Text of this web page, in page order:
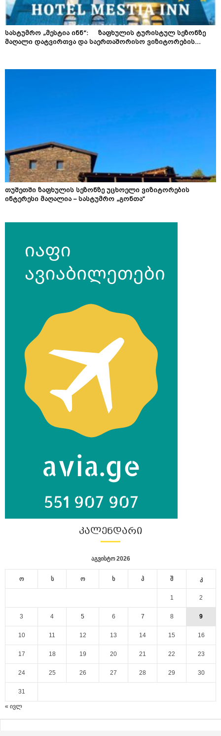
სასტუმრო „მესტია ინნ“: ზაფხულის ტურისტულ სეზონზე
მაღალი დატვირთვა და საერთაშორისო ვიზიტორების...
თუშეთში ზაფხულის სეზონზე უცხოელი ვიზიტორების
ინტერესი მაღალია – სასტუმრო „გონთა“
ᲙᲐᲚᲔᲜᲓᲐᲠᲘ
აგვისტო 2026
ო ს ო ხ პ შ კ
1 2
3 4 5 6 7 8 9
10 11 12 13 14 15 16
17 18 19 20 21 22 23
24 25 26 27 28 29 30
31
« ივლ